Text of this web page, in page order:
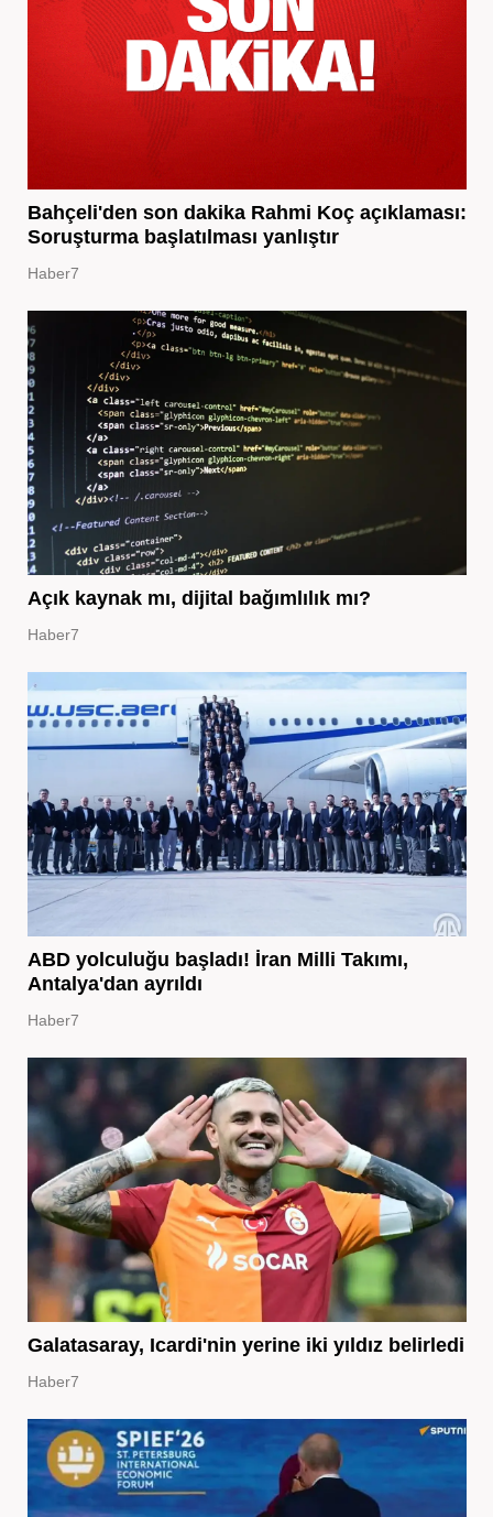
Bahçeli'den son dakika Rahmi Koç açıklaması:
Soruşturma başlatılması yanlıştır
Haber7
Açık kaynak mı, dijital bağımlılık mı?
Haber7
ABD yolculuğu başladı! İran Milli Takımı,
Antalya'dan ayrıldı
Haber7
Galatasaray, Icardi'nin yerine iki yıldız belirledi
Haber7